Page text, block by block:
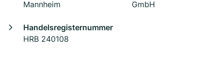
Mannheim
GmbH
Handelsregisternummer
HRB 240108